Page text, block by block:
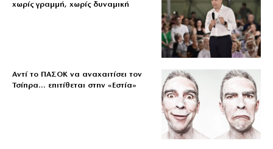
χωρίς γραμμή, χωρίς δυναμική
Αντί το ΠΑΣΟΚ να αναχαιτίσει τον
Τσίπρα… επιτίθεται στην «Εστία»